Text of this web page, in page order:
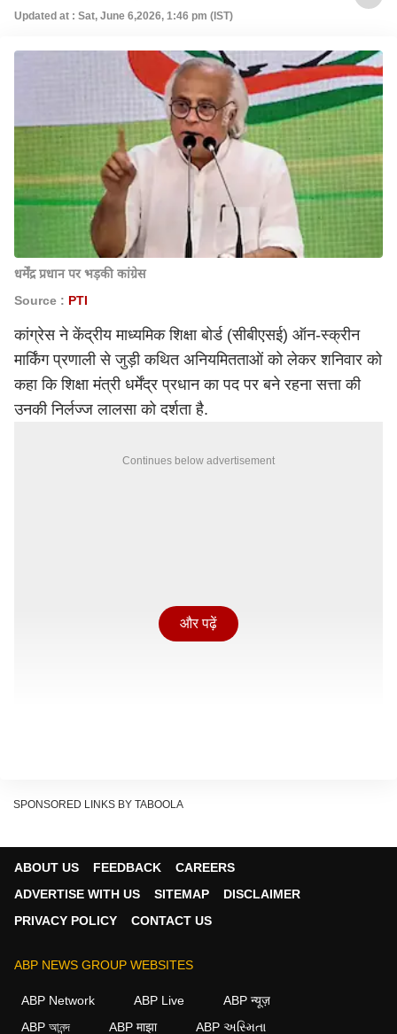
Updated at : Sat, June 6,2026, 1:46 pm (IST)
धर्मेंद्र प्रधान पर भड़की कांग्रेस
Source : PTI
कांग्रेस ने केंद्रीय माध्यमिक शिक्षा बोर्ड (सीबीएसई) ऑन-स्क्रीन
मार्किंग प्रणाली से जुड़ी कथित अनियमितताओं को लेकर शनिवार को
कहा कि शिक्षा मंत्री धर्मेंद्र प्रधान का पद पर बने रहना सत्ता की
उनकी निर्लज्ज लालसा को दर्शता है.
Continues below advertisement
ने निविदा की साइबर सुरक्षा आवश्यकताओं को पूरा करने के लिए
और पढ़ें
SPONSORED LINKS BY TABOOLA
ABOUT US FEEDBACK
CAREERS
ADVERTISE WITH US
SITEMAP
DISCLAIMER
PRIVACY POLICY
CONTACT US
ABP NEWS GROUP WEBSITES
ABP Network ABP Live
ABP न्यूज़
ABP আনন্দ
ABP माझा ABP અસ્મિતા